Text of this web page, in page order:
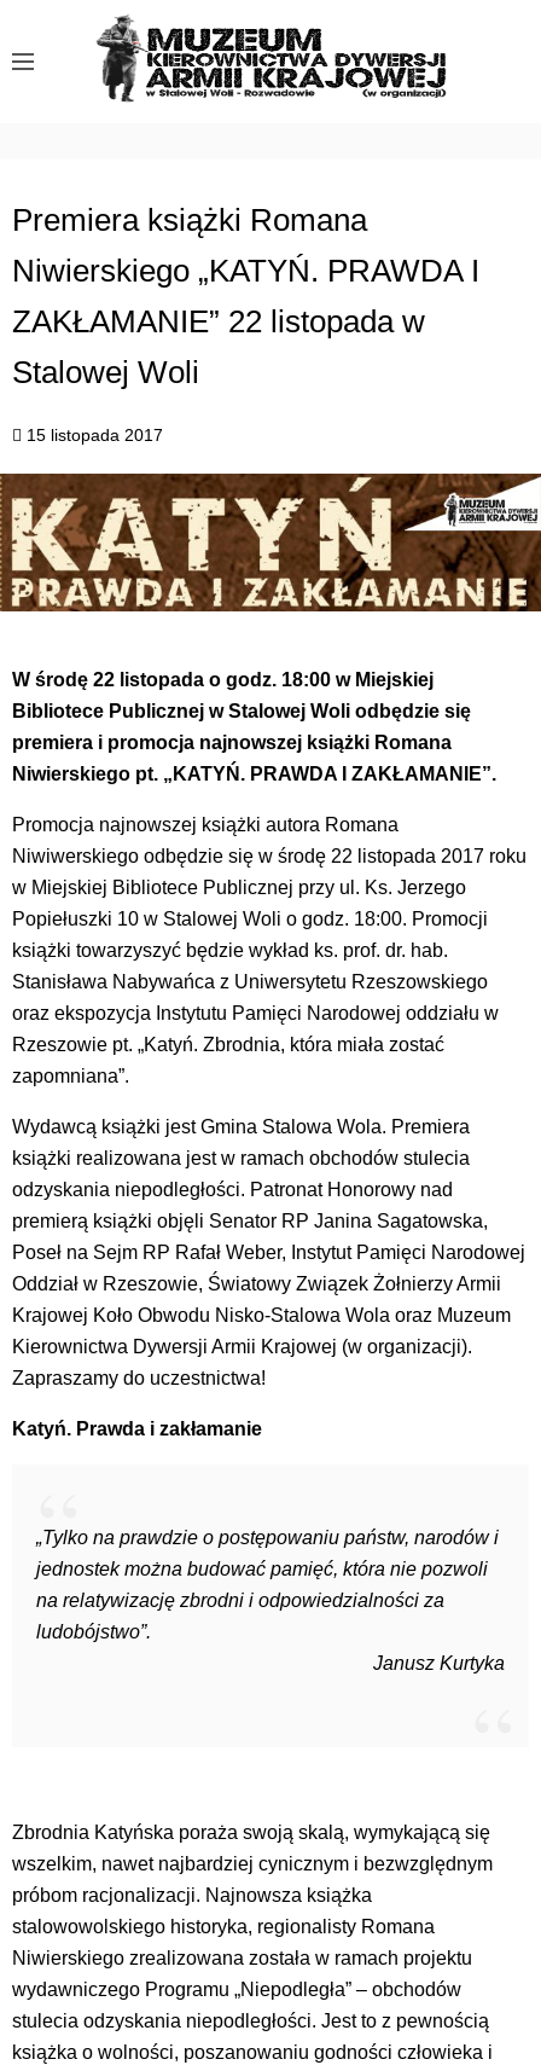
Premiera książki Romana
Niwierskiego „KATYŃ. PRAWDA I
ZAKŁAMANIE” 22 listopada w
Stalowej Woli
15 listopada 2017
W środę 22 listopada o godz. 18:00 w Miejskiej
Bibliotece Publicznej w Stalowej Woli odbędzie się
premiera i promocja najnowszej książki Romana
Niwierskiego pt. „KATYŃ. PRAWDA I ZAKŁAMANIE”.
Promocja najnowszej książki autora Romana
Niwiwerskiego odbędzie się w środę 22 listopada 2017 roku
w Miejskiej Bibliotece Publicznej przy ul. Ks. Jerzego
Popiełuszki 10 w Stalowej Woli o godz. 18:00. Promocji
książki towarzyszyć będzie wykład ks. prof. dr. hab.
Stanisława Nabywańca z Uniwersytetu Rzeszowskiego
oraz ekspozycja Instytutu Pamięci Narodowej oddziału w
Rzeszowie pt. „Katyń. Zbrodnia, która miała zostać
zapomniana”.
Wydawcą książki jest Gmina Stalowa Wola. Premiera
książki realizowana jest w ramach obchodów stulecia
odzyskania niepodległości. Patronat Honorowy nad
premierą książki objęli Senator RP Janina Sagatowska,
Poseł na Sejm RP Rafał Weber, Instytut Pamięci Narodowej
Oddział w Rzeszowie, Światowy Związek Żołnierzy Armii
Krajowej Koło Obwodu Nisko-Stalowa Wola oraz Muzeum
Kierownictwa Dywersji Armii Krajowej (w organizacji).
Zapraszamy do uczestnictwa!
Katyń. Prawda i zakłamanie
„Tylko na prawdzie o postępowaniu państw, narodów i
jednostek można budować pamięć, która nie pozwoli
na relatywizację zbrodni i odpowiedzialności za
ludobójstwo”.
Janusz Kurtyka
Zbrodnia Katyńska poraża swoją skalą, wymykającą się
wszelkim, nawet najbardziej cynicznym i bezwzględnym
próbom racjonalizacji. Najnowsza książka
stalowowolskiego historyka, regionalisty Romana
Niwierskiego zrealizowana została w ramach projektu
wydawniczego Programu „Niepodległa” – obchodów
stulecia odzyskania niepodległości. Jest to z pewnością
książka o wolności, poszanowaniu godności człowieka i